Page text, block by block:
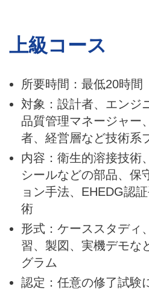
上級コース
所要時間：最低20時間
対象：設計者、エンジ
品質管理マネージャー
者、経営層など技術系
内容：衛生的溶接技術
シールなどの部品、保
ョン手法、EHEDG認
術
形式：ケーススタディ
習、製図、実機デモな
グラム
認定：任意の修了試験